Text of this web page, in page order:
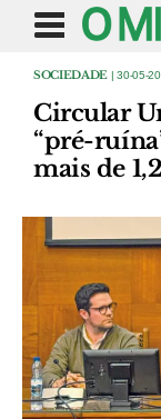
SOCIEDADE | 30-05-
Circular
“pré-
mais de